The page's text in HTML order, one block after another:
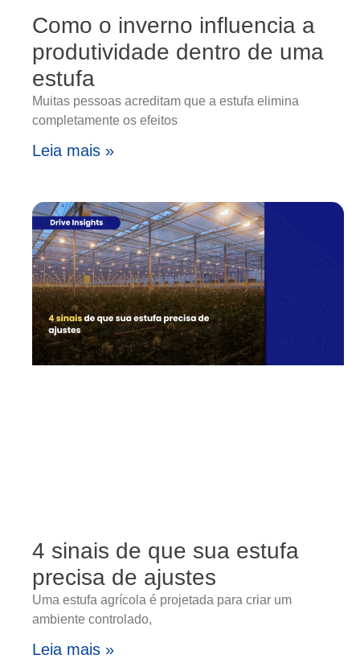
Como o inverno influencia a
produtividade dentro de uma
estufa
Muitas pessoas acreditam que a estufa elimina
completamente os efeitos
Leia mais »
4 sinais de que sua estufa
precisa de ajustes
Uma estufa agrícola é projetada para criar um
ambiente controlado,
Leia mais »